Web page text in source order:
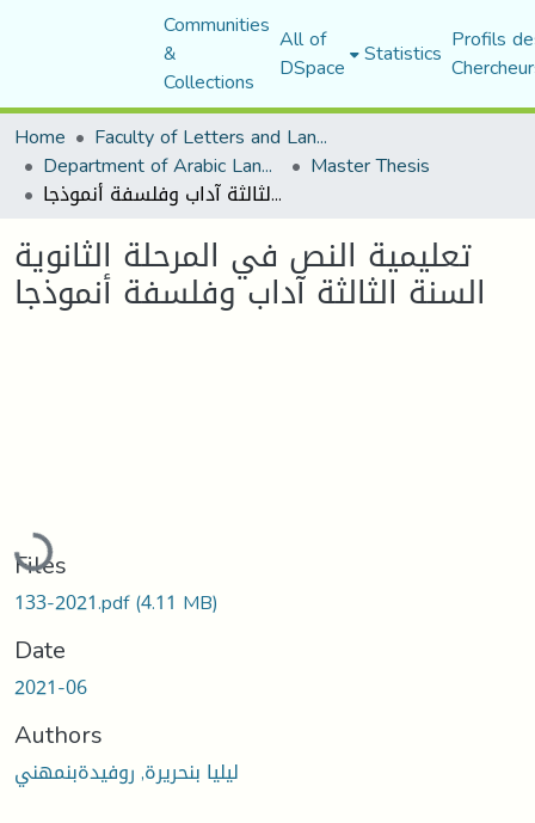
Communities
&
Collections
All of
DSpace Statistics Profils
Home
Faculty of Letters and Languages
Department of Arabic Language and Literature Master Thesis
تعليمية النص في المرحلة الثانوية السنة الثالثة آداب وفلسفة أنموذجا
تعليمية النص في المرحلة الثانوية
السنة الثالثة آداب وفلسفة أنموذجا
Loading...
Files
133-2021.pdf(4.11 MB)
Date
2021-06
Authors
ليليا بنحريرة, روفيدةبنمهني